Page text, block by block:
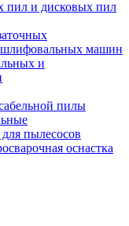
пил и дисковых пил
шлифовальных машин
и
пилы
пылесосов
оснастка